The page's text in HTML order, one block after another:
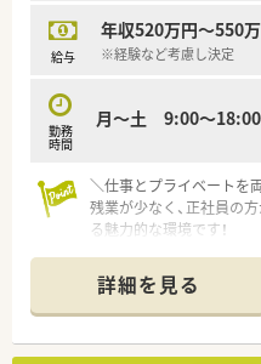
【勤務実態について】
■時間外手当は別途全額
取得することもでき、柔
給与
年収520万円～550
※経験など考慮し決定
勤務
時間
月～土 9:00～18:00
＼仕事とプライベートを
残業が少なく、正社員の
る魅力的な環境です！
【店舗情報と応需状況につ
■近隣の専門クリニック
枚応需しており、専門的
■常勤薬剤師3名を含む常
詳細を見る